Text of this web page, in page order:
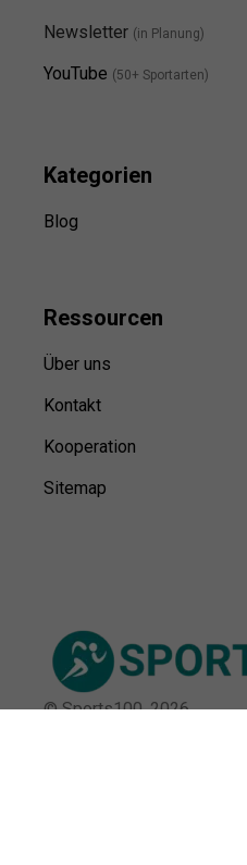
Newsletter (in Planung)
YouTube (50+ Sportarten)
Kategorien
Blog
Ressourcen
Über uns
Kontakt
Kooperation
Sitemap
© Sports100,2026